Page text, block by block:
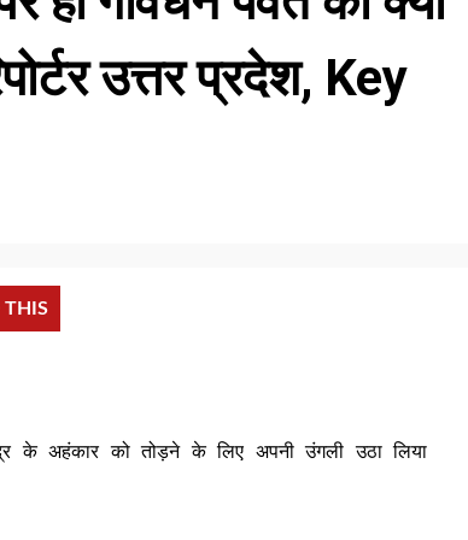
उत्तर प्रदेश, Key
THIS
के अहंकार को तोड़ने के लिए अपनी उंगली उठा लिया